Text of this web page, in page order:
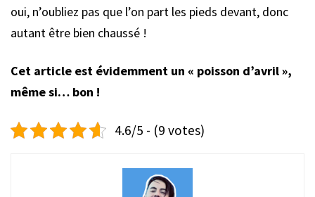
oui, n’oubliez pas que l’on part les pieds devant, donc
autant être bien chaussé !
Cet article est évidemment un « poisson d’avril »,
même si… bon !
4.6/5 - (9 votes)